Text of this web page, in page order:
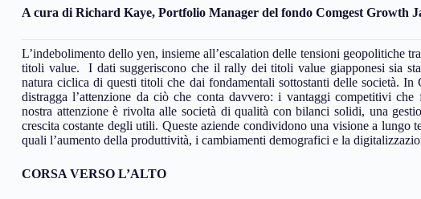
A cura di Richard Kaye, Portfolio Manager del fondo Comgest Growth
L’indebolimento dello yen, insieme all’escalation delle tensioni geopolitiche
titoli value. I dati suggeriscono che il rally dei titoli value giapponesi sia
natura ciclica di questi titoli che dai fondamentali sottostanti delle società.
distragga l’attenzione da ciò che conta davvero: i vantaggi competitivi
nostra attenzione è rivolta alle società di qualità con bilanci solidi, una
crescita costante degli utili. Queste aziende condividono una visione a lungo
quali l’aumento della produttività, i cambiamenti demografici e la
CORSA VERSO L’ALTO